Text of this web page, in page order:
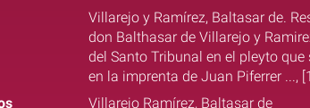
Villarejo y Ramírez, Baltasar de.
don Balthasar de Villarejo y
del Santo Tribunal en el pleyto
en la imprenta de Juan Piferrer ...,
Villarejo Ramírez, Baltasar de